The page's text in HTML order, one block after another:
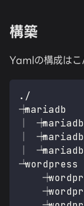
構築
Yamlの構成はこ
./
├── mariadb
│   ├──
│   ├──
│   └──
└── wordpress
├──
├──